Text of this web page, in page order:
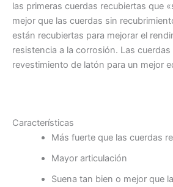
las primeras cuerdas recubiertas que
mejor que las cuerdas sin
están recubiertas para mejorar el
resistencia a la corrosión. Las
revestimiento de latón para un mejor
Características
Más fuerte que las cuerdas
Mayor articulación
Suena tan bien o mejor que